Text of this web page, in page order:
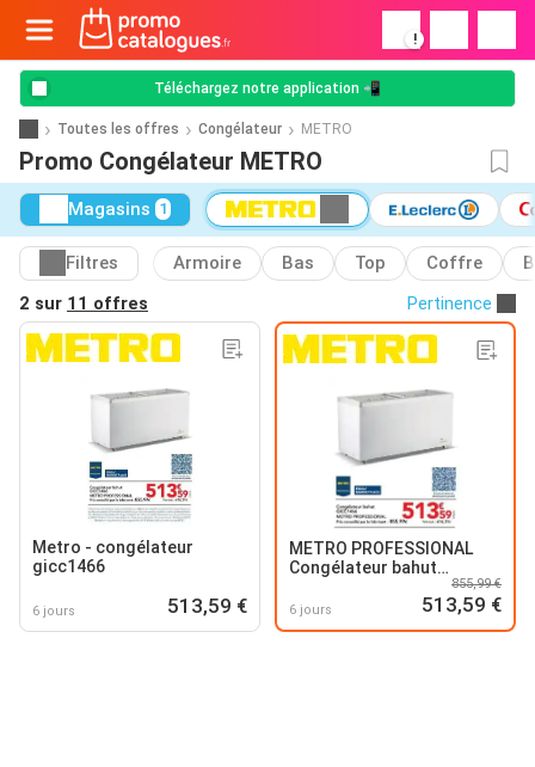
!
Téléchargez notre application 📲
Toutes les offres Congélateur METRO
Promo Congélateur METRO
Magasins 1
Filtres Armoire Bas Top Coffre
2 sur 11 offres Pertinence
Metro - congélateur
gicc1466
6 jours 513,59 €
METRO PROFESSIONAL
Congélateur bahut
6 jours
855,99 €
513,59 €